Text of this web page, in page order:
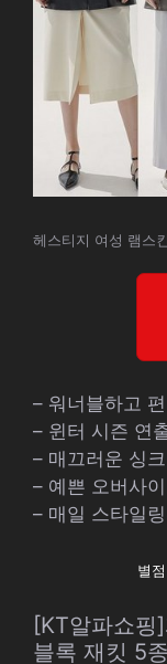
헤스티지 여성 램스
– 워너블하고
– 윈터 시즌 연
– 매끄러운 싱
– 예쁜 오버사
– 매일 스타일
별
[KT알파쇼핑
블록 재킷 5